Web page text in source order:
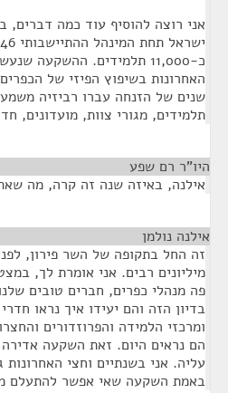
אני רוצה להוסיף עוד כמה דברים,
כ-11,000 תלמידים. ההשקעה
שנים של הזנחה עברו רביזיה
תלמידים, מגורי צוות, מועדונים,
היו"ר רם שפע
אילנה, באיזה שנה זה קרה, מה
אילנה נולמן
זה החל בתקופה של השר פירון,
פה מנהלי כפרים, חברים טובים
בדיון הזה והם יעידו איך נראו
ומרכזי הלמידה והפרוזדורים
הם נראים היום. זאת השקעה
עליה. אני בשנתיים וחצי
באמת השקעה שאי אפשר להתעלם